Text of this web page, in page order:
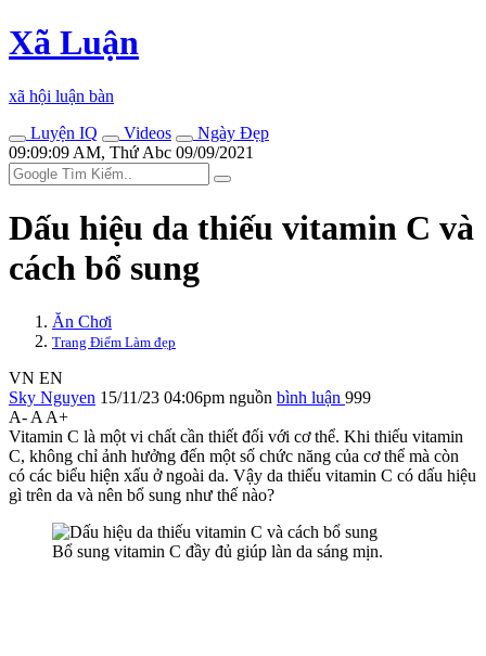
Xã Luận
xã hội luận bàn
Luyện IQ
Videos
Ngày Đẹp
09:09:09 AM, Thứ Abc 09/09/2021
Dấu hiệu da thiếu vitamin C và
cách bổ sung
Ăn Chơi
Trang Điểm Làm đẹp
VN EN
Sky Nguyen 15/11/23 04:06pm nguồn bình luận 999
A- A A+
Vitamin C là một vi chất cần thiết đối với c‌ơ th‌ể. Khi thiếu vitamin
C, không chỉ ảnh hưởng đến một số chức năng của c‌ơ th‌ể mà còn
có các biểu hiện xấu ở ngoài da. Vậy da thiếu vitamin C có dấu hiệu
gì trên da và nên bổ sung như thế nào?
Bổ sung vitamin C đầy đủ giúp làn da sáng mịn.